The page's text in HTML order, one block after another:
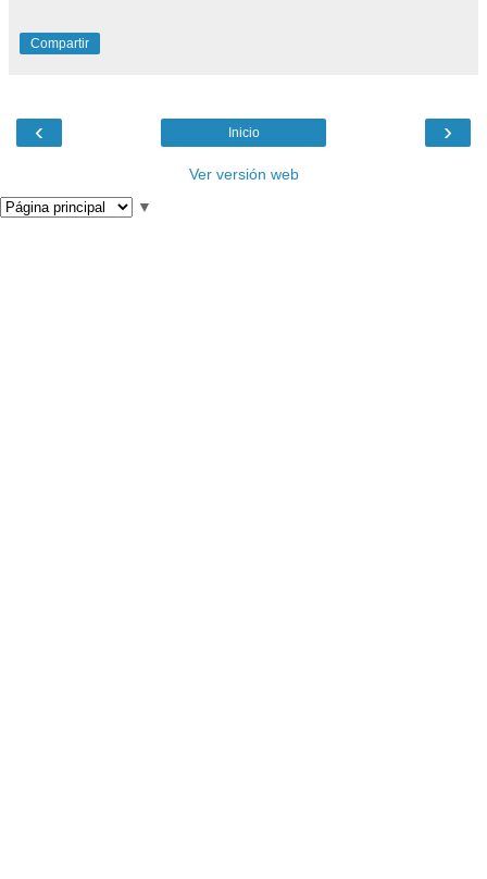
Compartir
‹ ›
Inicio
Ver versión web
▼